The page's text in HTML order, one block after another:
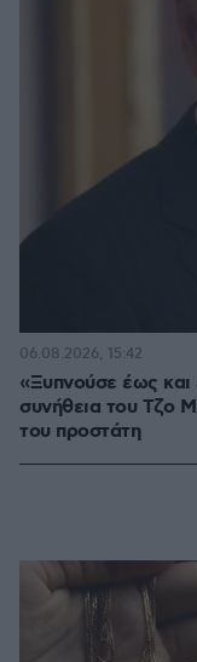
«Ξυπνούσε έως
συνήθεια του Τζο
του προστάτη
06.08.2026, 15:42